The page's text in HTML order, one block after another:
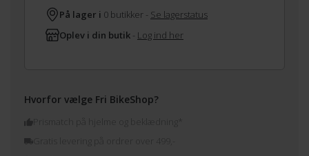
På lager i 0 butikker - Se lagerstatus
Oplev i din butik - Log ind her
Hvorfor vælge Fri BikeShop?
Prismatch på hjelme og beklædning*